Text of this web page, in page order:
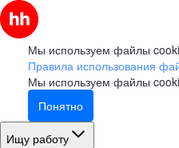
Мы используем файлы
Правила использования
Мы используем файлы
Понятно
Ищу работу